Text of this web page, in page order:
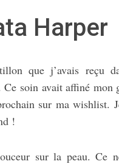
Harper
que j’avais reçu
soin avait affiné mon
sur ma wishlist.
!
sur la peau. Ce